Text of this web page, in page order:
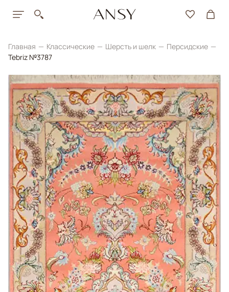
Главная Классические Шерсть и шелк
Персидские
Tebriz №3787